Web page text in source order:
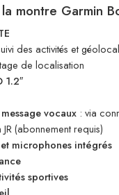
montre Garmin
des activités et
de localisation
1.2″
vocaux : via
(abonnement requis)
microphones intégrés
sportives